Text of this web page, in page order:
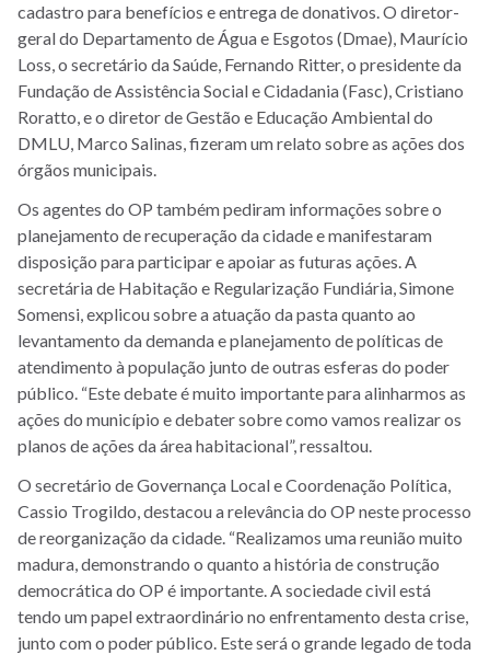
cadastro para benefícios e entrega de donativos. O diretor-
geral do Departamento de Água e Esgotos (Dmae), Maurício
Loss, o secretário da Saúde, Fernando Ritter, o presidente da
Fundação de Assistência Social e Cidadania (Fasc), Cristiano
Roratto, e o diretor de Gestão e Educação Ambiental do
DMLU, Marco Salinas, fizeram um relato sobre as ações dos
órgãos municipais.
Os agentes do OP também pediram informações sobre o
planejamento de recuperação da cidade e manifestaram
disposição para participar e apoiar as futuras ações. A
secretária de Habitação e Regularização Fundiária, Simone
Somensi, explicou sobre a atuação da pasta quanto ao
levantamento da demanda e planejamento de políticas de
atendimento à população junto de outras esferas do poder
público. “Este debate é muito importante para alinharmos as
ações do município e debater sobre como vamos realizar os
planos de ações da área habitacional”, ressaltou.
O secretário de Governança Local e Coordenação Política,
Cassio Trogildo, destacou a relevância do OP neste processo
de reorganização da cidade. “Realizamos uma reunião muito
madura, demonstrando o quanto a história de construção
democrática do OP é importante. A sociedade civil está
tendo um papel extraordinário no enfrentamento desta crise,
junto com o poder público. Este será o grande legado de toda